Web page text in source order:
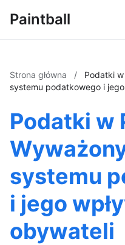
Paintball
Strona główna /
Podatki
systemu podatkowego i
Podatki w
systemu
i jego
obywateli